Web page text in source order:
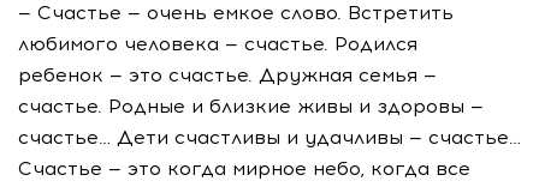
— Счастье — очень емкое слово. Встретить
любимого человека — счастье. Родился
ребенок — это счастье. Дружная семья —
счастье. Родные и близкие живы и здоровы —
счастье… Дети счастливы и удачливы — счастье…
Счастье — это когда мирное небо, когда все